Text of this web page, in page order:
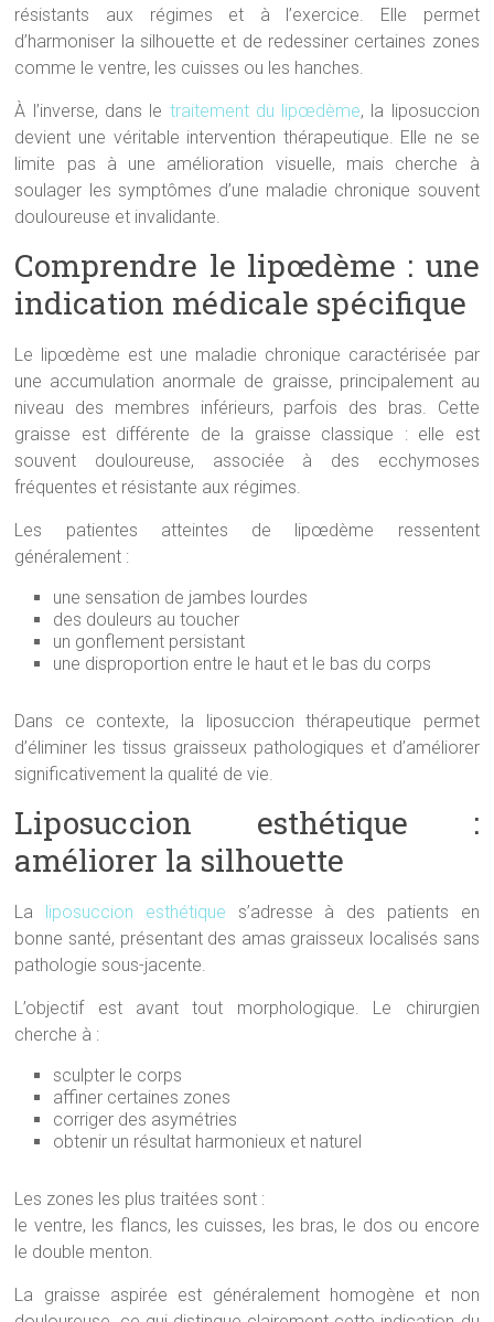
résistants aux régimes et à l’exercice. Elle permet
d’harmoniser la silhouette et de redessiner certaines zones
comme le ventre, les cuisses ou les hanches.
À l’inverse, dans le traitement du lipœdème, la liposuccion
devient une véritable intervention thérapeutique. Elle ne se
limite pas à une amélioration visuelle, mais cherche à
soulager les symptômes d’une maladie chronique souvent
douloureuse et invalidante.
Comprendre le lipœdème : une
indication médicale spécifique
Le lipœdème est une maladie chronique caractérisée par
une accumulation anormale de graisse, principalement au
niveau des membres inférieurs, parfois des bras. Cette
graisse est différente de la graisse classique : elle est
souvent douloureuse, associée à des ecchymoses
fréquentes et résistante aux régimes.
Les patientes atteintes de lipœdème ressentent
généralement :
une sensation de jambes lourdes
des douleurs au toucher
un gonflement persistant
une disproportion entre le haut et le bas du corps
Dans ce contexte, la liposuccion thérapeutique permet
d’éliminer les tissus graisseux pathologiques et d’améliorer
significativement la qualité de vie.
Liposuccion esthétique :
améliorer la silhouette
La liposuccion esthétique s’adresse à des patients en
bonne santé, présentant des amas graisseux localisés sans
pathologie sous-jacente.
L’objectif est avant tout morphologique. Le chirurgien
cherche à :
sculpter le corps
affiner certaines zones
corriger des asymétries
obtenir un résultat harmonieux et naturel
Les zones les plus traitées sont :
le ventre, les flancs, les cuisses, les bras, le dos ou encore
le double menton.
La graisse aspirée est généralement homogène et non